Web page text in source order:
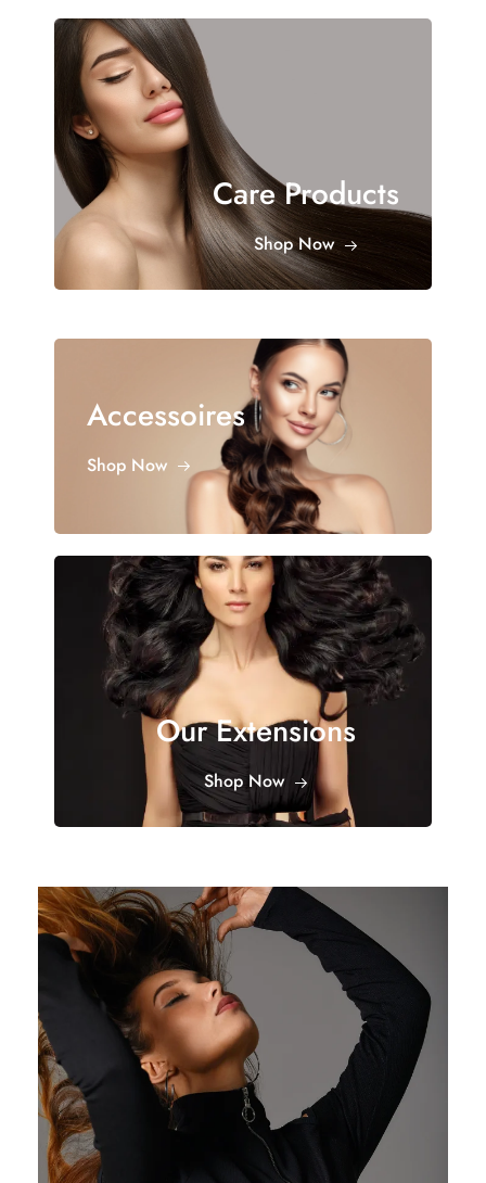
Care Products
Shop Now
Accessoires
Shop Now
Our Extensions
Shop Now